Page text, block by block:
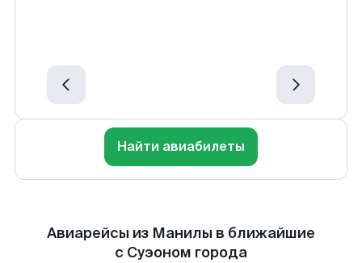
Найти авиабилеты
Авиарейсы из Манилы в ближайшие
с Суэоном города